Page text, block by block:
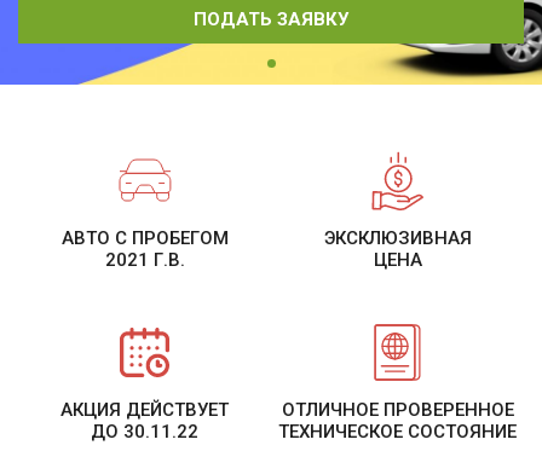
ПОДАТЬ ЗАЯВКУ
АВТО С ПРОБЕГОМ
2021 Г.В.
ЭКСКЛЮЗИВНАЯ
ЦЕНА
АКЦИЯ ДЕЙСТВУЕТ
ДО 30.11.22
ОТЛИЧНОЕ ПРОВЕРЕННОЕ
ТЕХНИЧЕСКОЕ СОСТОЯНИЕ